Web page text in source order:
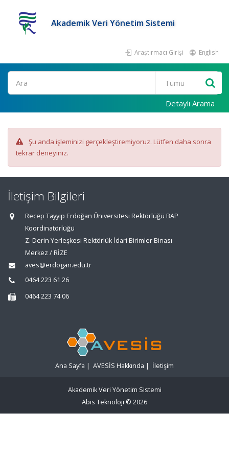
Akademik Veri Yönetim Sistemi
Araştırmacı Girişi English
Ara
Detaylı Arama
Şu anda işleminizi gerçekleştiremiyoruz. Lütfen daha sonra
tekrar deneyiniz.
İletişim Bilgileri
Recep Tayyip Erdoğan Üniversitesi Rektörlüğü BAP
Koordinatörlüğü
Z. Derin Yerleşkesi Rektörlük İdari Birimler Binası
Merkez / RİZE
aves@erdogan.edu.tr
0464 223 61 26
0464 223 74 06
Ana Sayfa | AVESİS Hakkında | İletişim
Akademik Veri Yönetim Sistemi
Abis Teknoloji © 2026